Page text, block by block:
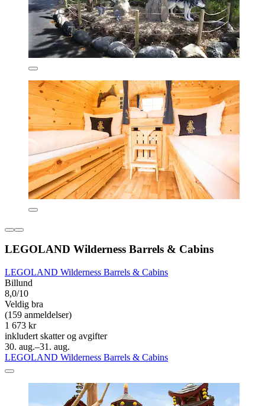
LEGOLAND Wilderness Barrels & Cabins
LEGOLAND Wilderness Barrels & Cabins
Billund
8,0/10
Veldig bra
(159 anmeldelser)
1 673 kr
inkludert skatter og avgifter
30. aug.–31. aug.
LEGOLAND Wilderness Barrels & Cabins